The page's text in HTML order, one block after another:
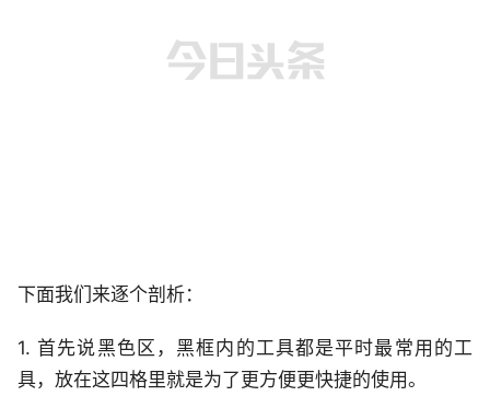
下面我们来逐个剖析：
1. 首先说黑色区，黑框内的工具都是平时最常用的工
具，放在这四格里就是为了更方便更快捷的使用。